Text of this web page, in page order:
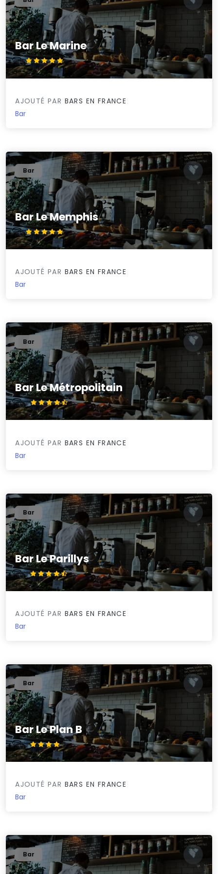
Bar Le Marine
5/5
AJOUTÉ PAR BARS EN FRANCE
Bar
Bar Le Memphis
5/5
Bar
AJOUTÉ PAR BARS EN FRANCE
Bar
Bar Le Métropolitain
4.6/5
Bar
AJOUTÉ PAR BARS EN FRANCE
Bar
Bar Le Parillys
4.5/5
Bar
AJOUTÉ PAR BARS EN FRANCE
Bar
Bar Le Plan B
4.3/5
Bar
AJOUTÉ PAR BARS EN FRANCE
Bar
Bar